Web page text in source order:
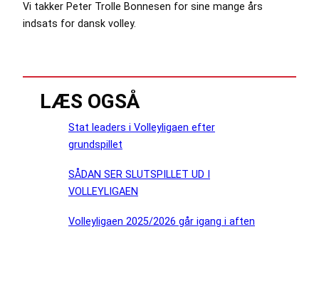
Vi takker Peter Trolle Bonnesen for sine mange års
indsats for dansk volley.
LÆS OGSÅ
Stat leaders i Volleyligaen efter
grundspillet
SÅDAN SER SLUTSPILLET UD I
VOLLEYLIGAEN
Volleyligaen 2025/2026 går igang i aften